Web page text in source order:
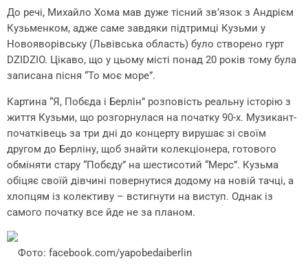
До речі, Михайло Хома мав дуже тісний зв’язок з Андрієм
Кузьменком, адже саме завдяки підтримці Кузьми у
Новояворівську (Львівська область) було створено гурт
DZIDZIO. Цікаво, що у цьому місті понад 20 років тому була
записана пісня “То моє море”.
Картина “Я, Побєда і Берлін” розповість реальну історію з
життя Кузьми, що розгорнулася на початку 90-х. Музикант-
початківець за три дні до концерту вирушає зі своїм
другом до Берліну, щоб знайти колекціонера, готового
обміняти стару “Побєду” на шестисотий “Мерс”. Кузьма
обіцяє своїй дівчині повернутися додому на новій тачці, а
хлопцям із колективу – встигнути на виступ. Однак із
самого початку все йде не за планом.
Фото: facebook.com/yapobedaiberlin